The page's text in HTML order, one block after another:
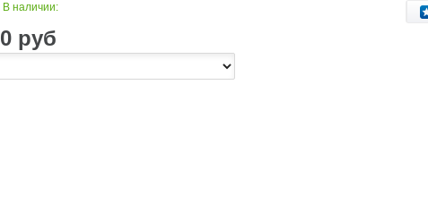
В наличии:
0 руб